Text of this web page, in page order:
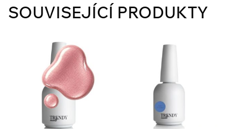
SOUVISEJÍCÍ PRODUKTY